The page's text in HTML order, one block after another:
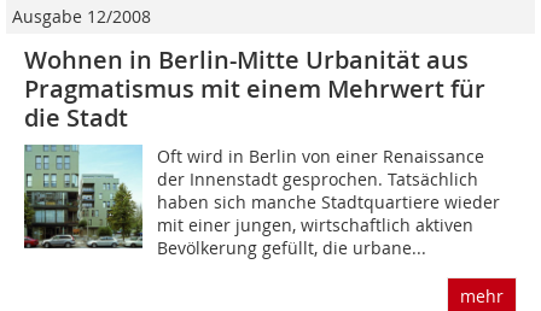
Ausgabe 12/2008
Wohnen in Berlin-Mitte Urbanität aus
Pragmatismus mit einem Mehrwert für
die Stadt
Oft wird in Berlin von einer Renaissance
der Innenstadt gesprochen. Tatsächlich
haben sich manche Stadtquartiere wieder
mit einer jungen, wirtschaftlich aktiven
Bevölkerung gefüllt, die urbane...
mehr